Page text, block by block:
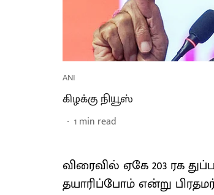
ANI
கிழக்கு நியூஸ்
1min read
விரைவில் ஏகே 203 ரக
தயாரிப்போம் என்று